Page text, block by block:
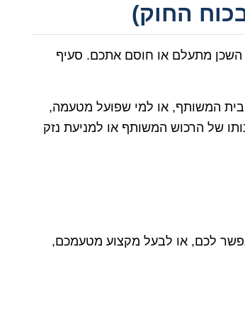
החוק)
השכן מתעלם או חוסם אתכם. סעיף
המשותף, או למי שפועל מטעמה,
של הרכוש המשותף או למניעת נזק
לכם, או לבעל מקצוע מטעמכם,